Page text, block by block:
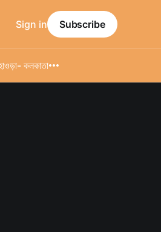
- কলকাতা
Sign in Subscribe